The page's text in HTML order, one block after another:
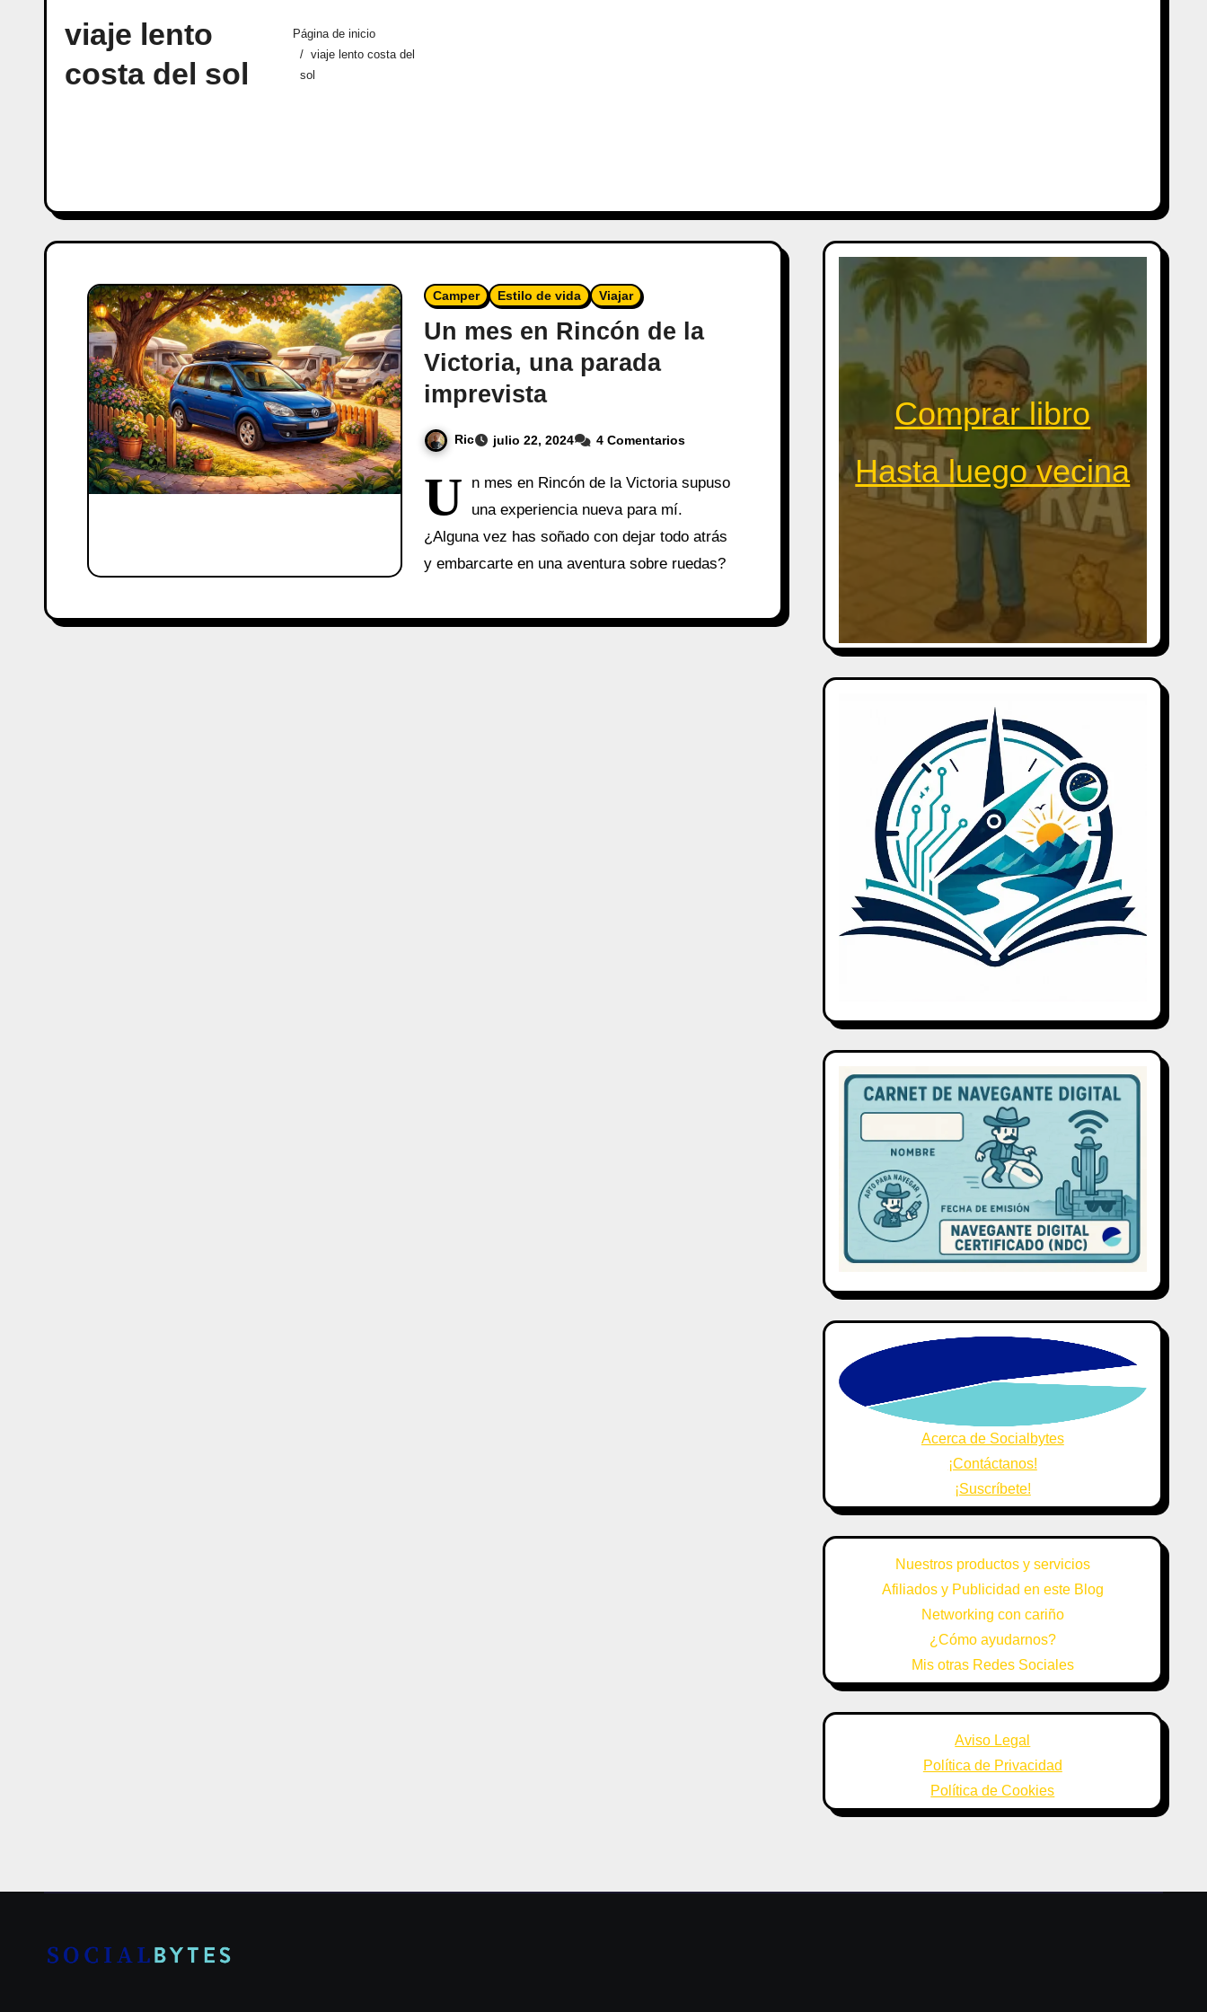
viaje lento
costa del sol
Página de inicio
viaje lento costa del
sol
Camper Estilo de vida Viajar
Un mes en Rincón de la
Victoria, una parada
imprevista
Ric julio 22, 2024 4 Comentarios
U
n mes en Rincón de la Victoria supuso
una experiencia nueva para mí.
¿Alguna vez has soñado con dejar todo atrás
y embarcarte en una aventura sobre ruedas?
Comprar libro
Hasta luego vecina
Acerca de Socialbytes
¡Contáctanos!
¡Suscríbete!
Nuestros productos y servicios
Afiliados y Publicidad en este Blog
Networking con cariño
¿Cómo ayudarnos?
Mis otras Redes Sociales
Aviso Legal
Política de Privacidad
Política de Cookies